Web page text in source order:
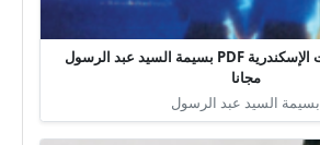
تحميل كتاب بتوقيت الإسكندرية PDF بسيمة السيد عبد الرسول
مجانا
بسيمة السيد عبد الرسول